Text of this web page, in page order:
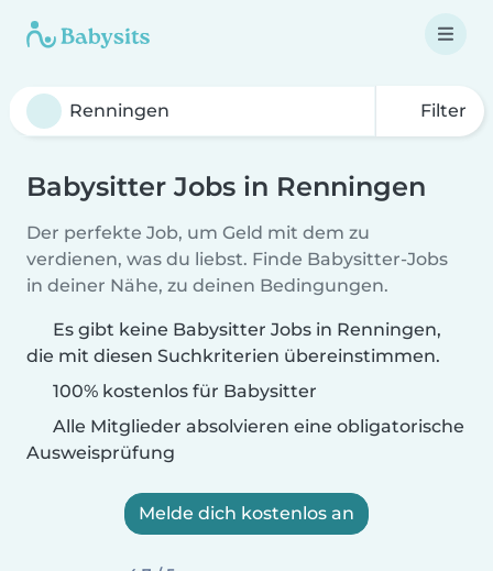
Filter
Babysitter Jobs in Renningen
Der perfekte Job, um Geld mit dem zu
verdienen, was du liebst. Finde Babysitter-Jobs
in deiner Nähe, zu deinen Bedingungen.
Es gibt keine Babysitter Jobs in Renningen,
die mit diesen Suchkriterien übereinstimmen.
100% kostenlos für Babysitter
Alle Mitglieder absolvieren eine obligatorische
Ausweisprüfung
Melde dich kostenlos an